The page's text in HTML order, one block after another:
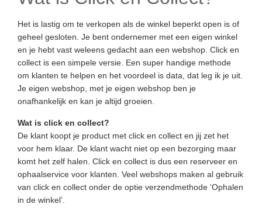
Het is lastig om te verkopen als de winkel beperkt open is of
geheel gesloten. Je bent ondernemer met een eigen winkel
en je hebt vast weleens gedacht aan een webshop. Click en
collect is een simpele versie. Een super handige methode
om klanten te helpen en het voordeel is data, dat leg ik je uit.
Je eigen webshop, met je eigen webshop ben je
onafhankelijk en kan je altijd groeien.
Wat is click en collect?
De klant koopt je product met click en collect en jij zet het
voor hem klaar. De klant wacht niet op een bezorging maar
komt het zelf halen. Click en collect is dus een reserveer en
ophaalservice voor klanten. Veel webshops maken al gebruik
van click en collect onder de optie verzendmethode ‘Ophalen
in de winkel’.